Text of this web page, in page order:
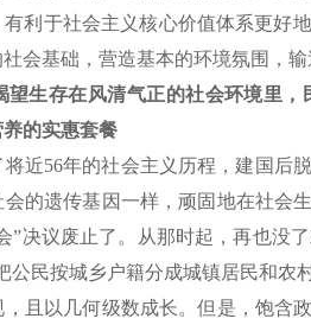
利于社会主义核心价值体系更好
会基础，营造基本的环境氛围，输
望生存在风清气正的社会环境里
的实惠套餐
近56年的社会主义历程，建国后
的遗传基因一样，顽固地在社会
”决议废止了。从那时起，再也没
公民按城乡户籍分成城镇居民和
且以几何级数成长。但是，饱含